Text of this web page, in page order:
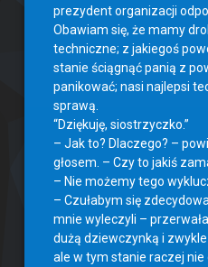
prezydent organizacji
Obawiam się, że mamy
techniczne; z jakiegoś
stanie ściągnąć panią z
panikować; nasi najlepsi
sprawą.
“Dziękuję, siostrzyczko.”
– Jak to? Dlaczego? –
głosem. – Czy to jakiś
– Nie możemy tego
– Czułabym się
mnie wyleczyli –
dużą dziewczynką i
ale w tym stanie raczej nie